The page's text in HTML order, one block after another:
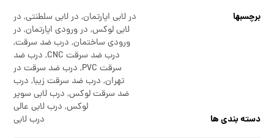
برچسبها در لابی اپارتمان, در لابی سلطنتی, در
لابی لوکس, در ورودی اپارتمان, در
ورودی ساختمان, درب ضد سرقت,
درب ضد سرقت CNC
, درب ضد
سرقت PVC
, درب ضد سرقت در
تهران, درب ضد سرقت زیبا, درب
ضد سرقت لوکس, درب لابی سوپر
لوکس, درب لابی عالی
دسته بندی ها
درب لابی